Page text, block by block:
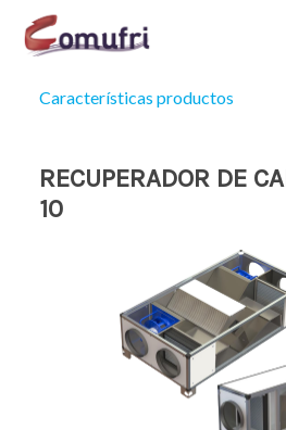
Características productos
RECUPERADOR DE
10